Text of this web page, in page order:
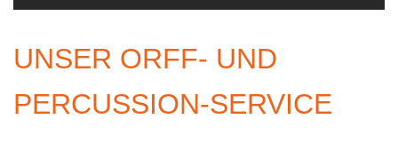
UNSER ORFF- UND
PERCUSSION-SERVICE